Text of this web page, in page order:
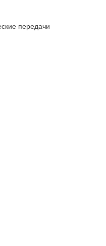
передачи